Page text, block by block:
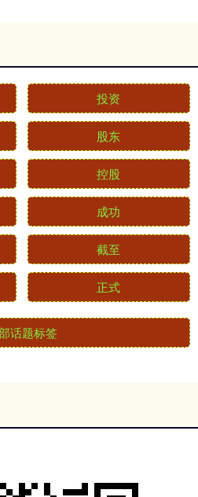
投资
股东
控股
成功
截至
正式
话题标签